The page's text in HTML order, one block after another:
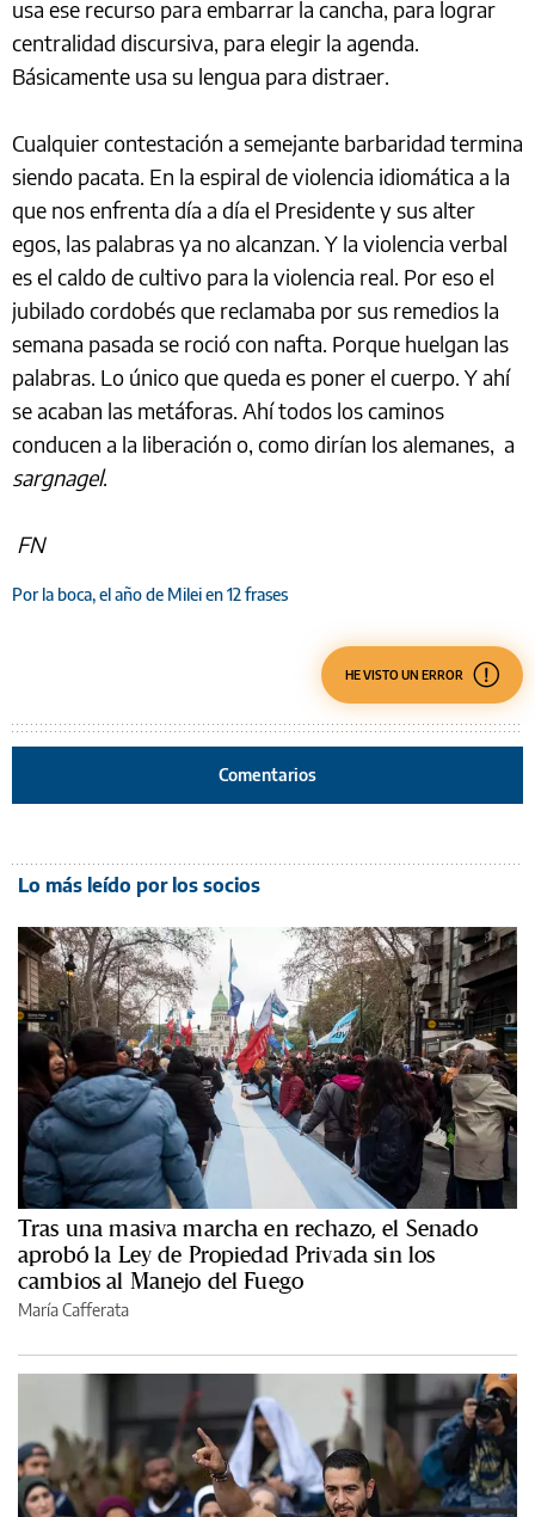
usa ese recurso para embarrar la cancha, para lograr
centralidad discursiva, para elegir la agenda.
Básicamente usa su lengua para distraer.
Cualquier contestación a semejante barbaridad termina
siendo pacata. En la espiral de violencia idiomática a la
que nos enfrenta día a día el Presidente y sus alter
egos, las palabras ya no alcanzan. Y la violencia verbal
es el caldo de cultivo para la violencia real. Por eso el
jubilado cordobés que reclamaba por sus remedios la
semana pasada se roció con nafta. Porque huelgan las
palabras. Lo único que queda es poner el cuerpo. Y ahí
se acaban las metáforas. Ahí todos los caminos
conducen a la liberación o, como dirían los alemanes, a
sargnagel.
FN
Por la boca, el año de Milei en 12 frases
HE VISTO UN ERROR
Comentarios
Lo más leído por los socios
Tras una masiva marcha en rechazo, el Senado
aprobó la Ley de Propiedad Privada sin los
cambios al Manejo del Fuego
María Cafferata